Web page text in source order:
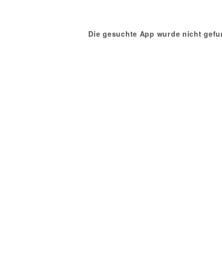
Die gesuchte App wurde nicht